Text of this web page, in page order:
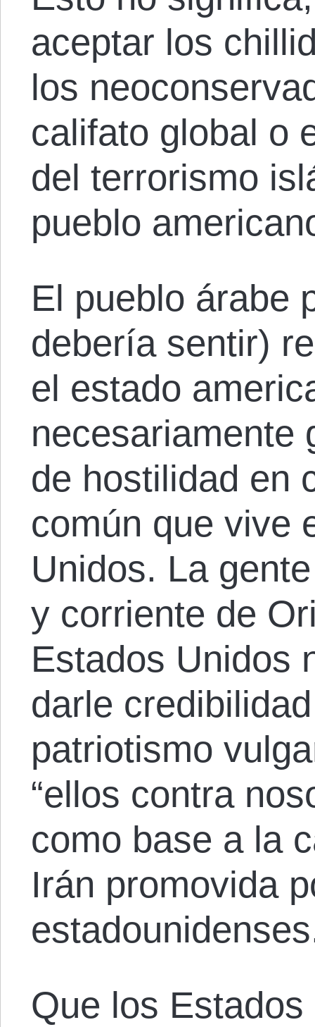
aceptar los
los
califato global o
del terrorismo
pueblo
El pueblo árabe
debería sentir)
el estado
necesariamente
de hostilidad en
común que vive
Unidos. La
y corriente de
Estados Unidos
darle
patriotismo
“ellos contra
como base a la
Irán promovida
Que los